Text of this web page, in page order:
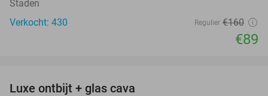
Staden
Verkocht: 430
Regulier €160
€89
Luxe ontbijt + glas cava